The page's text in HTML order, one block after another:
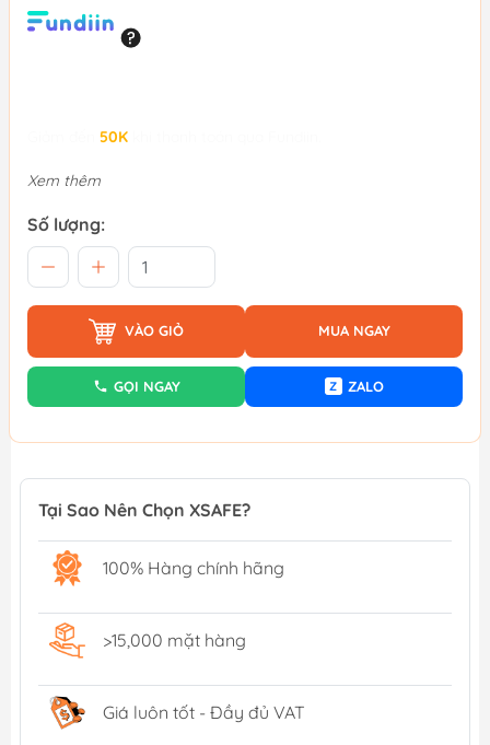
50K
Xem thêm
Số lượng:
VÀO GIỎ MUA NGAY
GỌI NGAY Z ZALO
Tại Sao Nên Chọn XSAFE?
100% Hàng chính hãng
>15,000 mặt hàng
Giá luôn tốt - Đầy đủ VAT